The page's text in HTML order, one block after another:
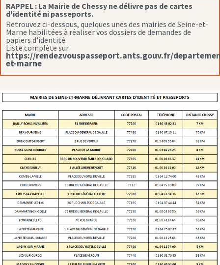
RAPPEL : La Mairie de Chessy ne délivre pas de cartes
d'identité ni passeports.
Retrouvez ci-dessous, quelques unes des mairies de Seine-et-
Marne habilitées à réaliser vos dossiers de demandes de
papiers d'identité.
Liste complète sur
https://rendezvouspasseport.ants.gouv.fr/
et-marne